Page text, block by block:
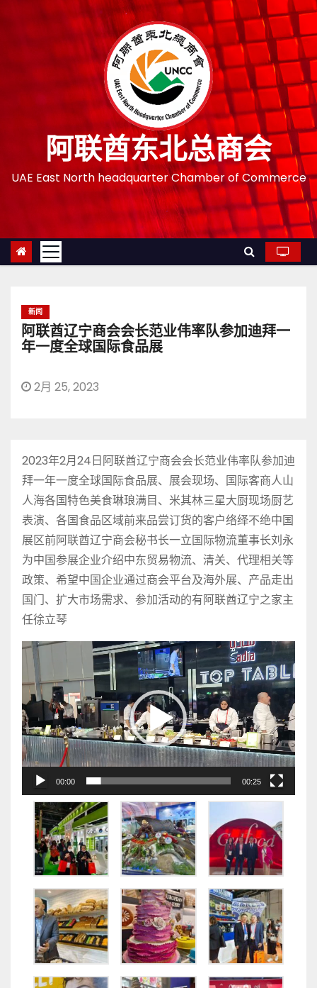
阿联酋东北总商会
UAE East North headquarter Chamber of Commerce
新闻
阿联酋辽宁商会会长范业伟率队参加迪拜一
年一度全球国际食品展
2月 25, 2023
2023年2月24日阿联酋辽宁商会会长范业伟率队参加迪
拜一年一度全球国际食品展、展会现场、国际客商人山
人海各国特色美食琳琅满目、米其林三星大厨现场厨艺
表演、各国食品区域前来品尝订货的客户络绎不绝中国
展区前阿联酋辽宁商会秘书长一立国际物流董事长刘永
为中国参展企业介绍中东贸易物流、清关、代理相关等
政策、希望中国企业通过商会平台及海外展、产品走出
国门、扩大市场需求、参加活动的有阿联酋辽宁之家主
任徐立琴
视
播
放
器
00:00 00:25